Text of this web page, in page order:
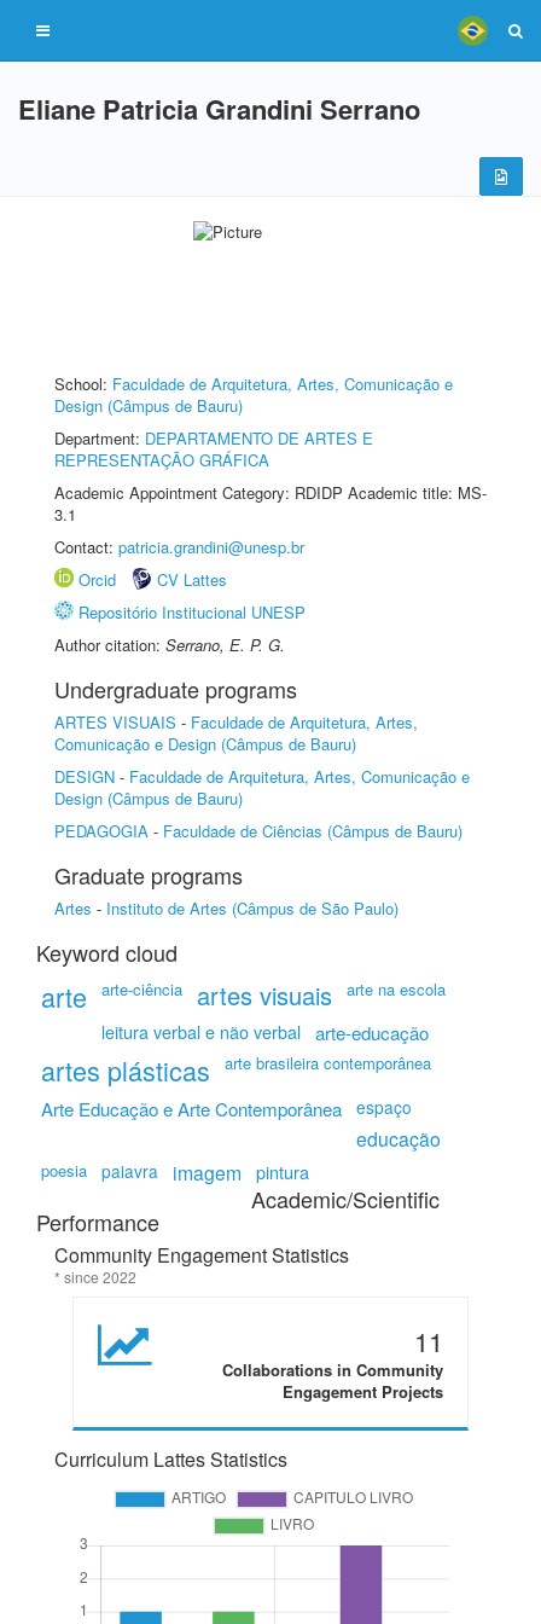
Eliane Patricia Grandini Serrano
School: Faculdade de Arquitetura, Artes, Comunicação e
Design (Câmpus de Bauru)
Department: DEPARTAMENTO DE ARTES E
REPRESENTAÇÃO GRÁFICA
Academic Appointment Category: RDIDP Academic title: MS-
3.1
Contact: patricia.grandini@unesp.br
Orcid
CV Lattes
Repositório Institucional UNESP
Author citation: Serrano, E. P. G.
Undergraduate programs
ARTES VISUAIS - Faculdade de Arquitetura, Artes,
Comunicação e Design (Câmpus de Bauru)
DESIGN - Faculdade de Arquitetura, Artes, Comunicação e
Design (Câmpus de Bauru)
PEDAGOGIA - Faculdade de Ciências (Câmpus de Bauru)
Graduate programs
Artes - Instituto de Artes (Câmpus de São Paulo)
Keyword cloud
arte arte-ciência artes visuais arte na escola
leitura verbal e não verbal arte-educação
artes plásticas arte brasileira contemporânea
Arte Educação e Arte Contemporânea espaço
educação
poesia palavra imagem pintura
Academic/Scientific
Performance
Community Engagement Statistics
* since 2022
11
Collaborations in Community
Engagement Projects
Curriculum Lattes Statistics